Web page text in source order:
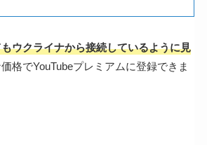
ウクライナから接続しているように見
格でYouTubeプレミアムに登録できま